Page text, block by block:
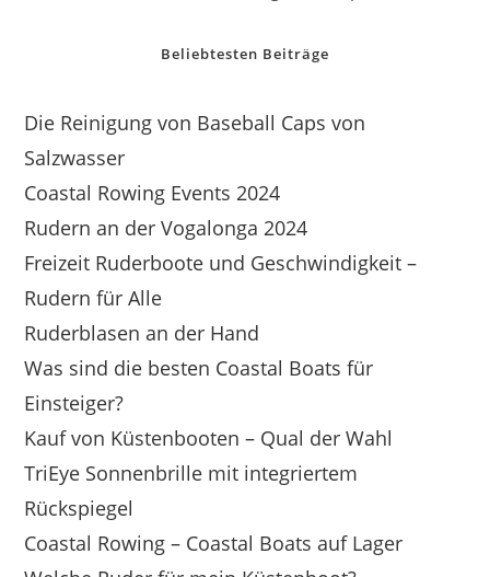
Beliebtesten Beiträge
Die Reinigung von Baseball Caps von
Salzwasser
Coastal Rowing Events 2024
Rudern an der Vogalonga 2024
Freizeit Ruderboote und Geschwindigkeit –
Rudern für Alle
Ruderblasen an der Hand
Was sind die besten Coastal Boats für
Einsteiger?
Kauf von Küstenbooten – Qual der Wahl
TriEye Sonnenbrille mit integriertem
Rückspiegel
Coastal Rowing – Coastal Boats auf Lager